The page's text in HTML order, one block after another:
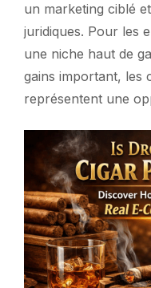
un marketing ciblé
juridiques. Pour les
une niche haut de
gains important, les
représentent une